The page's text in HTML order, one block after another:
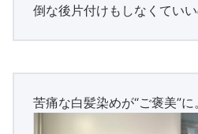
倒な後片付けもしなくてい
苦痛な白髪染めが“ご褒美”に